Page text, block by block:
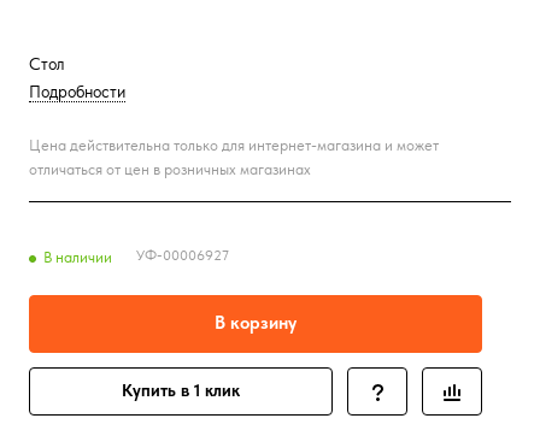
Стол
Подробности
Цена действительна только для интернет-магазина и может
отличаться от цен в розничных магазинах
В наличии УФ-00006927
В корзину
Купить в 1 клик